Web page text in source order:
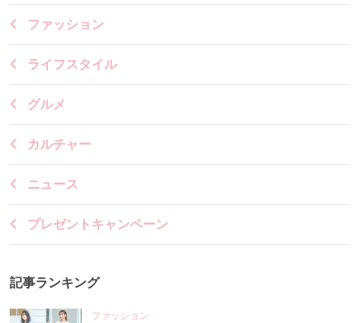
ファッション
ライフスタイル
グルメ
カルチャー
ニュース
プレゼントキャンペーン
記事ランキング
ファッション